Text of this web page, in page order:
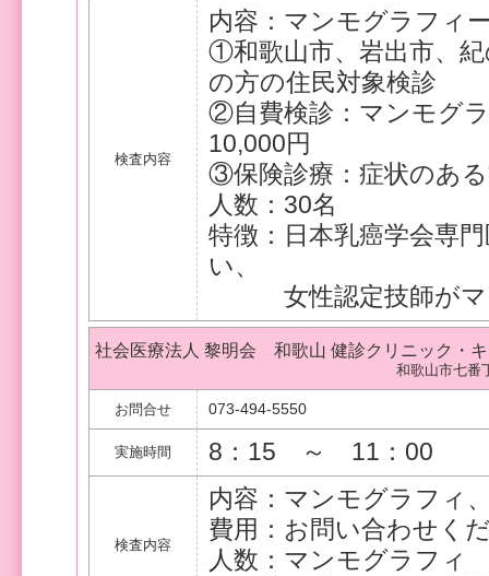
検査内容
内容：マンモグラフィ
①和歌山市、岩出市、
の方の住民対象検診
②自費検診：マンモグ
10,000円
③保険診療：症状のあ
人数：30名
特徴：日本乳癌学会専
い、
女性認定技師がマ
社会医療法人 黎明会 和歌山 健診クリニック・
和歌山市七番
お問合せ 073-494-5550
実施時間 8：15 ～ 11：00
検査内容
内容：マンモグラフィ
費用：お問い合わせく
人数：マンモグラフ